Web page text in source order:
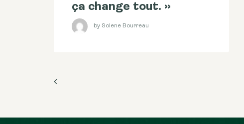
ça change tout. »
by Solene Bourreau